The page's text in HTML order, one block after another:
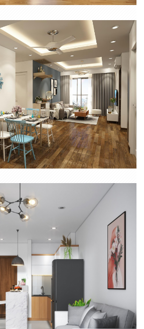
3 PHÒNG NGỦ PHONG CÁCH HIỆN ĐẠI